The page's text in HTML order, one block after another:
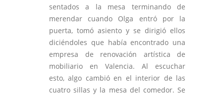
sentados a la mesa terminando de
merendar cuando Olga entró por la
puerta, tomó asiento y se dirigió ellos
diciéndoles que había encontrado una
empresa de renovación artística de
mobiliario en Valencia. Al escuchar
esto, algo cambió en el interior de las
cuatro sillas y la mesa del comedor. Se